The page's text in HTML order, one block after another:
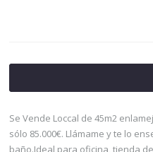
Se Vende Loccal de 45m2
sólo 85.000€. Llámame y te lo
baño.Ideal para oficina, tienda